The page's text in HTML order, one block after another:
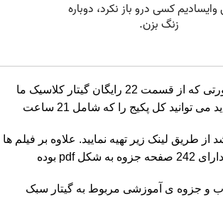
عزیزان هنرجو در صورتی که از قسمت 22 رایگان گیتار کلاسیک ما
توانید کل پکیج را که شامل 21 ساعت
طریق لینک زیر تهیه نمایید. علاوه بر فیلم ها
از 11 کتاب و جزوه ی آموزشی مربوط به گیتار سبک